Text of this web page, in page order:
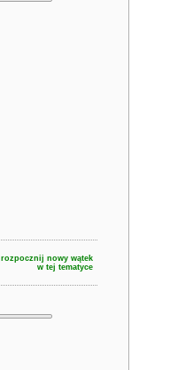
rozpocznij nowy wątek
w tej tematyce